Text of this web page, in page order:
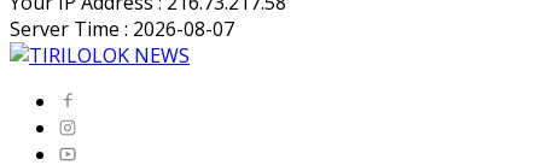
Server Time : 2026-08-07